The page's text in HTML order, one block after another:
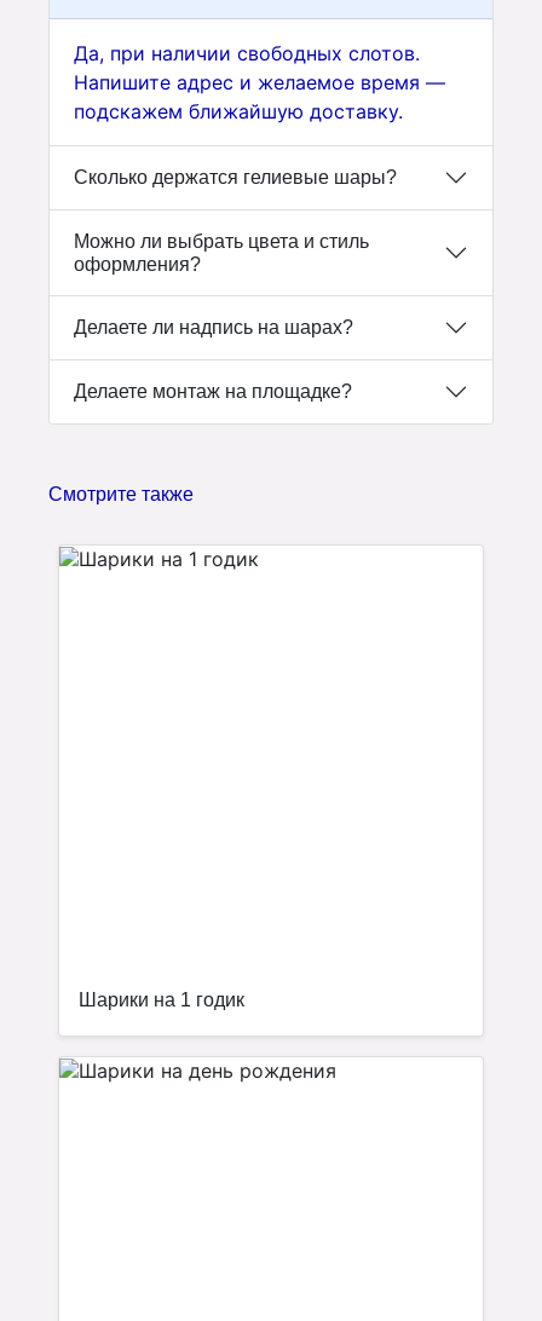
Да, при наличии свободных слотов.
Напишите адрес и желаемое время —
подскажем ближайшую доставку.
Сколько держатся гелиевые шары?
Можно ли выбрать цвета и стиль
оформления?
Делаете ли надпись на шарах?
Делаете монтаж на площадке?
Смотрите также
Шарики на 1 годик